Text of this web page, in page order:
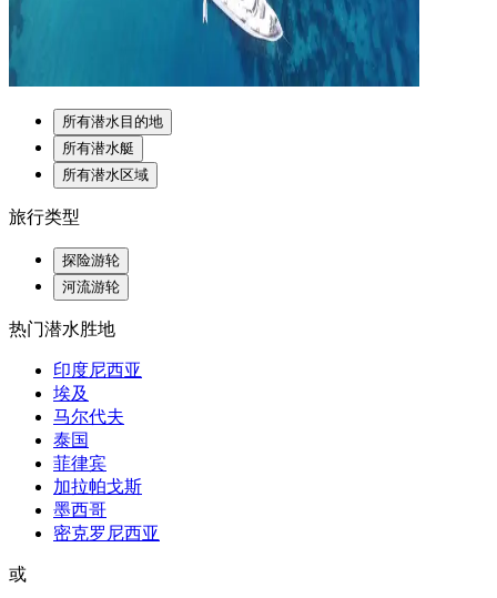
所有潜水目的地
所有潜水艇
所有潜水区域
旅行类型
探险游轮
河流游轮
热门潜水胜地
印度尼西亚
埃及
马尔代夫
泰国
菲律宾
加拉帕戈斯
墨西哥
密克罗尼西亚
或